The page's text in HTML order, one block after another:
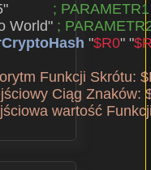
; PARAMETR1
World" ;
"$R0" "
Funkcji Skrótu:
Ciąg Znaków:
wartość